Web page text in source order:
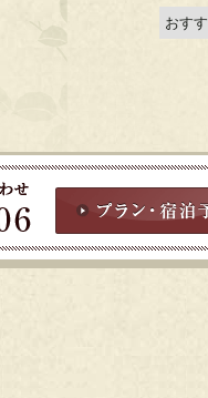
おす